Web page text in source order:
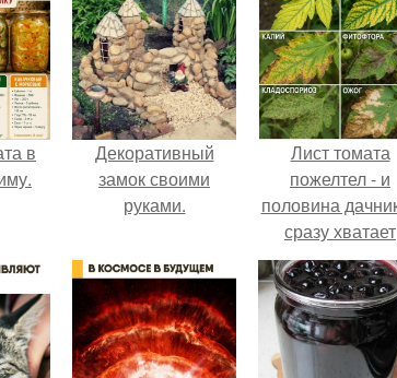
в
Декоративный
замок своими
руками.
Лист томата
пожелтел - и
половина
сразу хватает
удобрение.